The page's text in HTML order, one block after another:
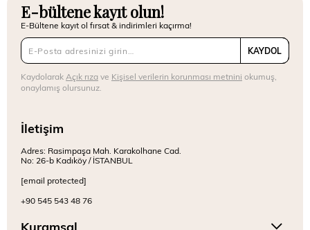
E-bültene kayıt olun!
E-Bültene kayıt ol fırsat & indirimleri kaçırma!
KAYDOL
Kaydolarak Açık rızave Kişisel verilerin korunması metnini okumuş,
onaylamış olursunuz.
İletişim
Adres: Rasimpaşa Mah. Karakolhane Cad.
No: 26-b Kadıköy / İSTANBUL
[email protected]
+90 545 543 48 76
Kuramsal